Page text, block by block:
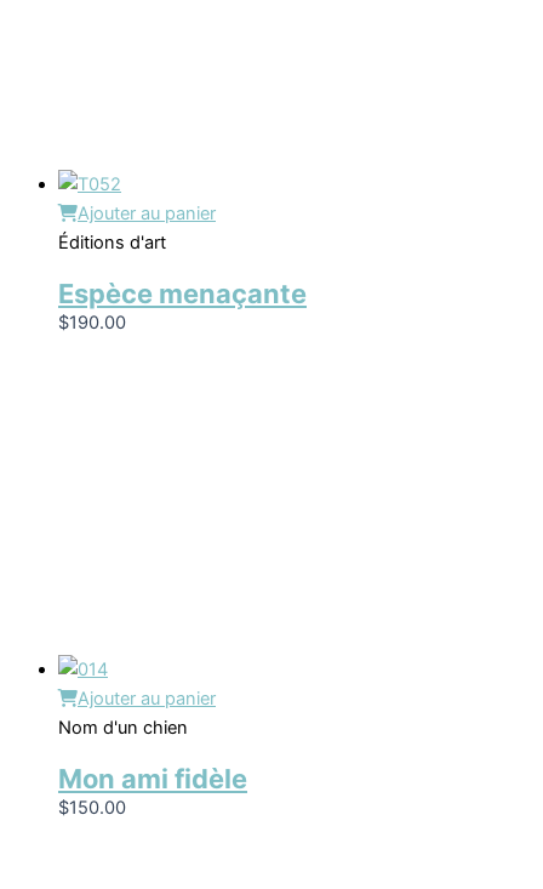
Ajouter au panier
Éditions d'art
Espèce menaçante
$190.00
Ajouter au panier
Nom d'un chien
Mon ami fidèle
$150.00